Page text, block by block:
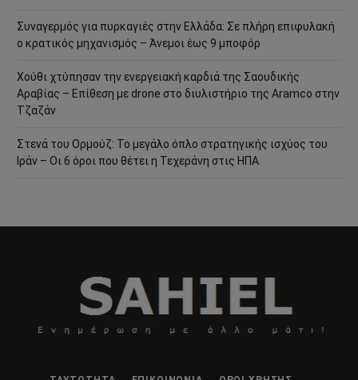
Συναγερμός για πυρκαγιές στην Ελλάδα: Σε πλήρη επιφυλακή
ο κρατικός μηχανισμός – Άνεμοι έως 9 μποφόρ
Χούθι χτύπησαν την ενεργειακή καρδιά της Σαουδικής
Αραβίας – Επίθεση με drone στο διυλιστήριο της Aramco στην
Τζαζάν
Στενά του Ορμούζ: Το μεγάλο όπλο στρατηγικής ισχύος του
Ιράν – Οι 6 όροι που θέτει η Τεχεράνη στις ΗΠΑ